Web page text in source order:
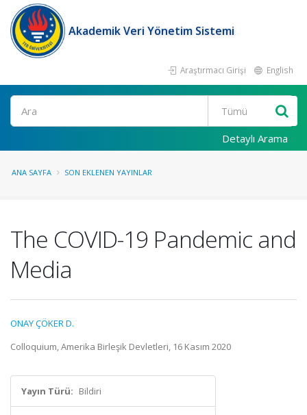
Akademik Veri Yönetim Sistemi
Araştırmacı Girişi English
Ara
Detaylı Arama
ANA SAYFA SON EKLENEN YAYINLAR
The COVID-19 Pandemic and
Media
ONAY ÇÖKER D.
Colloquium, Amerika Birleşik Devletleri, 16 Kasım 2020
Yayın Türü: Bildiri